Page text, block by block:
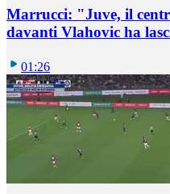
Marrucci: "Juve, il
davanti Vlahovic ha
01:26